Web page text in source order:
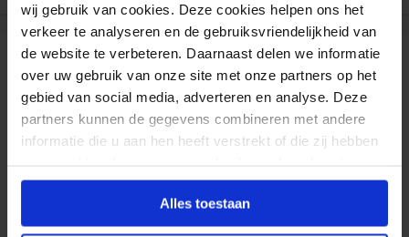
wij gebruik van cookies. Deze cookies helpen ons het
verkeer te analyseren en de gebruiksvriendelijkheid van
de website te verbeteren. Daarnaast delen we informatie
over uw gebruik van onze site met onze partners op het
gebied van social media, adverteren en analyse. Deze
partners kunnen de gegevens combineren met andere
informatie die u aan hen heeft verstrekt of die zij hebben
Alles toestaan
Reviews
Normaal Wit
Jan